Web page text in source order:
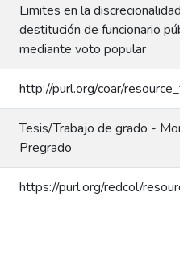
Limites en la discrecionalidad
destitución de funcionario
mediante voto popular
http://purl.org/coar/
Tesis/Trabajo de grado -
Pregrado
https://purl.org/redcol/